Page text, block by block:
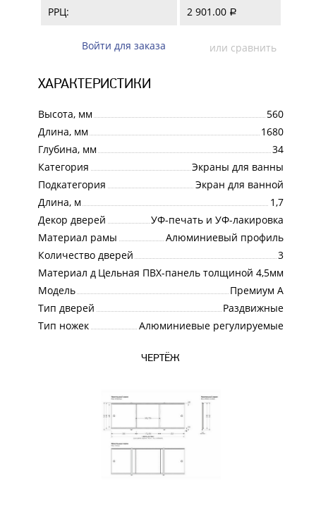
РРЦ: 2 901.00 a
Войти для заказа или сравнить
ХАРАКТЕРИСТИКИ
Высота, мм
560
Длина, мм
1680
Глубина, мм
34
Категория
Экраны для ванны
Подкатегория
Экран для ванной
Длина, м
1,7
Декор дверей
УФ-печать и УФ-лакировка
Материал рамы
Алюминиевый профиль
Количество дверей
3
Материал дверейЦельная ПВХ-панель толщиной 4,5мм
Модель
Премиум А
Тип дверей
Раздвижные
Тип ножек
Алюминиевые регулируемые
ЧЕРТЁЖ